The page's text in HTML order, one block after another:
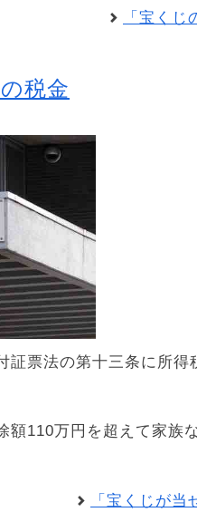
「宝く
税金
証票法の第十三条に所得
額110万円を超えて家族
「宝くじが